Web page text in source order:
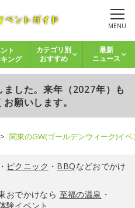
MENU
ト
ング
カテゴリ別
おすすめ
最新
ニュース
した。来年（2027年）も
願いします。
関東のGW(ゴールデンウィーク)イ
・ ピクニック ・ BBQなどおでかけ
おでかけなら 至福の温泉 ・
験イベント